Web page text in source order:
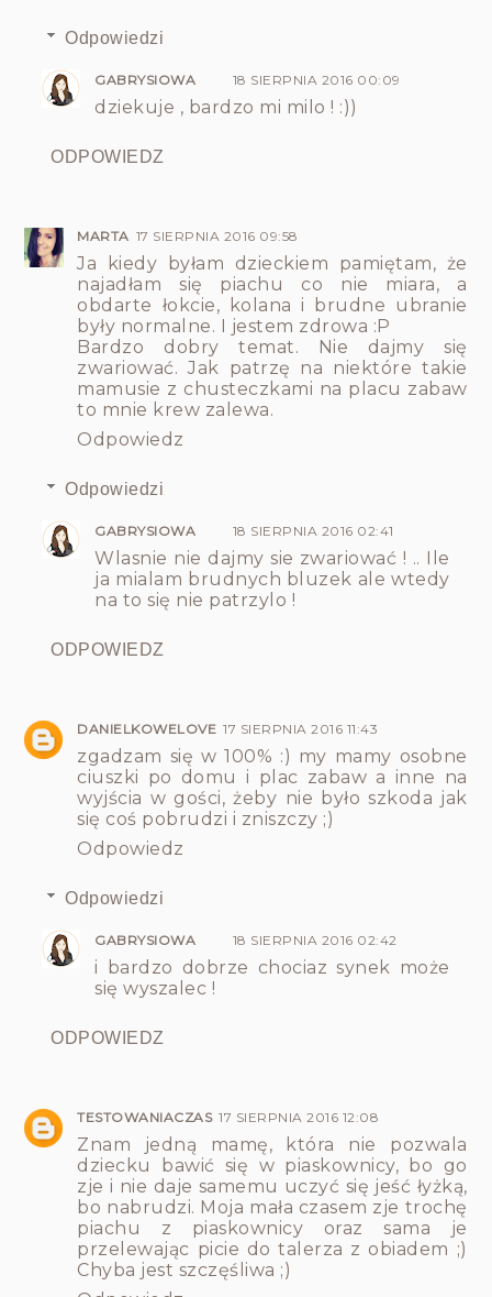
Odpowiedzi
GABRYSIOWA 18 SIERPNIA 2016 00:09
dziekuje , bardzo mi milo ! :))
ODPOWIEDZ
MARTA 17 SIERPNIA 2016 09:58
Ja kiedy byłam dzieckiem pamiętam, że
najadłam się piachu co nie miara, a
obdarte łokcie, kolana i brudne ubranie
były normalne. I jestem zdrowa :P
Bardzo dobry temat. Nie dajmy się
zwariować. Jak patrzę na niektóre takie
mamusie z chusteczkami na placu zabaw
to mnie krew zalewa.
Odpowiedz
Odpowiedzi
GABRYSIOWA 18 SIERPNIA 2016 02:41
Wlasnie nie dajmy sie zwariować ! .. Ile
ja mialam brudnych bluzek ale wtedy
na to się nie patrzylo !
ODPOWIEDZ
DANIELKOWELOVE 17 SIERPNIA 2016 11:43
zgadzam się w 100% :) my mamy osobne
ciuszki po domu i plac zabaw a inne na
wyjścia w gości, żeby nie było szkoda jak
się coś pobrudzi i zniszczy ;)
Odpowiedz
Odpowiedzi
GABRYSIOWA 18 SIERPNIA 2016 02:42
i bardzo dobrze chociaz synek może
się wyszalec !
ODPOWIEDZ
TESTOWANIACZAS 17 SIERPNIA 2016 12:08
Znam jedną mamę, która nie pozwala
dziecku bawić się w piaskownicy, bo go
zje i nie daje samemu uczyć się jeść łyżką,
bo nabrudzi. Moja mała czasem zje trochę
piachu z piaskownicy oraz sama je
przelewając picie do talerza z obiadem ;)
Chyba jest szczęśliwa ;)